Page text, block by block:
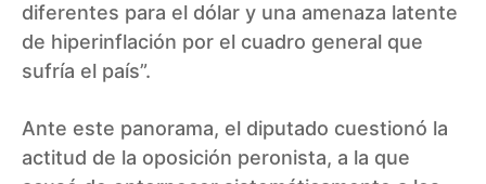
diferentes para el dólar y una amenaza latente
de hiperinflación por el cuadro general que
sufría el país”.
Ante este panorama, el diputado cuestionó la
actitud de la oposición peronista, a la que